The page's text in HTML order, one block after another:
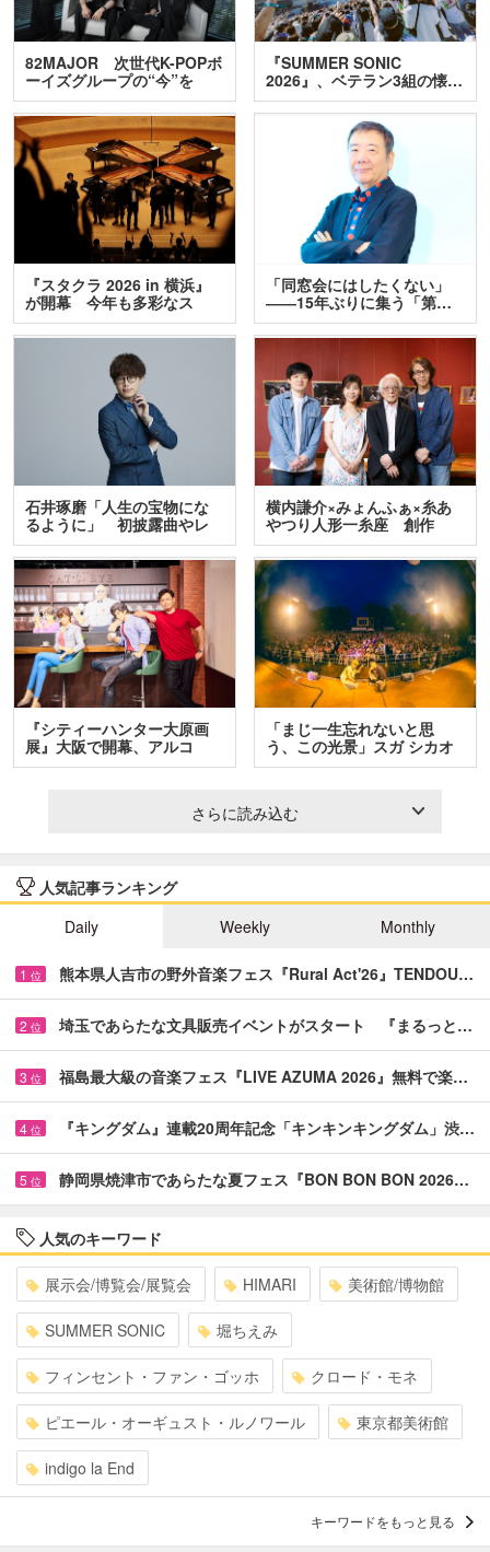
82MAJOR 次世代K-POPボ
ーイズグループの“今”を
訊…
『SUMMER SONIC
2026』、ベテラン3組の懐…
『スタクラ 2026 in 横浜』
が開幕 今年も多彩なス
テ…
「同窓会にはしたくない」
――15年ぶりに集う「第…
石井琢磨「人生の宝物にな
るように」 初披露曲やレ
ア…
横内謙介×みょんふぁ×糸あ
やつり人形一糸座 創作
人…
『シティーハンター大原画
展』大阪で開幕、アルコ
＆…
「まじ一生忘れないと思
う、この光景」スガ シカオ
と…
さらに読み込む
人気記事ランキング
Daily
Weekly Monthly
1 位 熊本県人吉市の野外音楽フェス『Rural Act'26』TENDOU…
2 位 埼玉であらたな文具販売イベントがスタート 『まるっと…
3 位 福島最大級の音楽フェス『LIVE AZUMA 2026』無料で楽…
4 位 『キングダム』連載20周年記念「キンキンキングダム」渋…
5 位 静岡県焼津市であらたな夏フェス『BON BON BON 2026…
人気のキーワード
展示会/博覧会/展覧会 HIMARI 美術館/博物館
SUMMER SONIC 堀ちえみ
フィンセント・ファン・ゴッホ クロード・モネ
ピエール・オーギュスト・ルノワール 東京都美術館
indigo la End
キーワードをもっと見る